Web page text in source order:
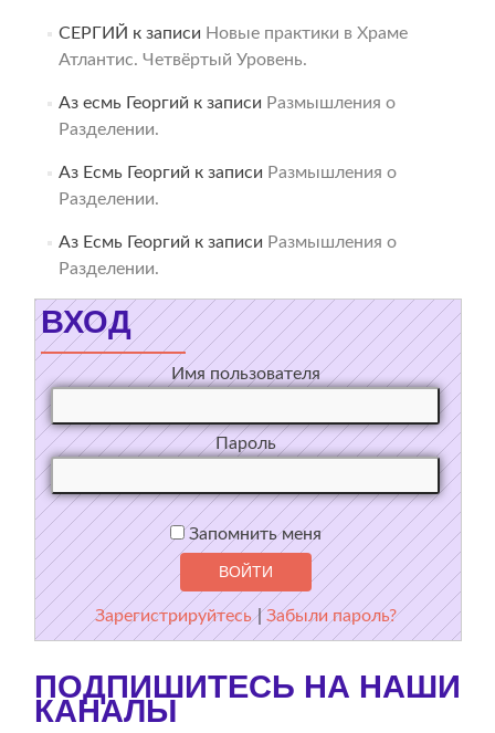
СЕРГИЙ к записи Новые практики в Храме
Атлантис. Четвёртый Уровень.
Аз есмь Георгий к записи Размышления о
Разделении.
Аз Есмь Георгий к записи Размышления о
Разделении.
Аз Есмь Георгий к записи Размышления о
Разделении.
ВХОД
Имя пользователя
Пароль
Запомнить меня
Зарегистрируйтесь |Забыли пароль?
ПОДПИШИТЕСЬ НА НАШИ
КАНАЛЫ